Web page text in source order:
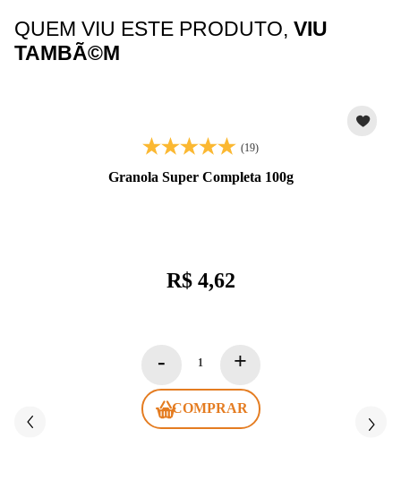
QUEM VIU ESTE PRODUTO, VIU
TAMBÃ©M
(19)
Granola Super Completa 100g
R$ 4,62
COMPRAR